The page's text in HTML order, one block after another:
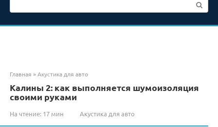
Главная »Акустика для авто
Калины 2: как выполняется шумоизоляция
своими руками
На чтение: 17 мин Акустика для авто